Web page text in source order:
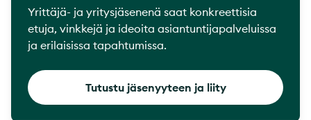
Yrittäjä- ja yritysjäsenenä saat konkreettisia
etuja, vinkkejä ja ideoita asiantuntijapalveluissa
ja erilaisissa tapahtumissa.
Tutustu jäsenyyteen ja liity